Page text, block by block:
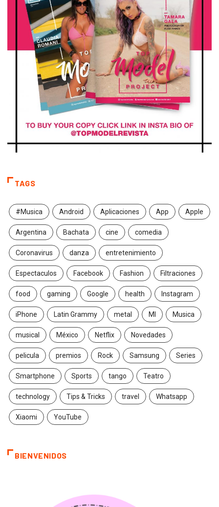
TAGS
#Musica Android Aplicaciones App Apple
Argentina Bachata cine comedia
Coronavirus danza entretenimiento
Espectaculos Facebook Fashion Filtraciones
food gaming Google health Instagram
iPhone Latin Grammy metal MI Musica
musical México Netflix Novedades
pelicula premios Rock Samsung Series
Smartphone Sports tango Teatro
technology Tips & Tricks travel Whatsapp
Xiaomi YouTube
BIENVENIDOS